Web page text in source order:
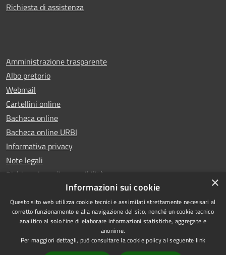
Richiesta di assistenza
Amministrazione trasparente
Albo pretorio
Webmail
Cartellini online
Bacheca online
Bacheca online URBI
Informativa privacy
Note legali
Dichiarazione di accessibilità
RSS
Accessibilità
Copyright © 2025 Comune di
Ariano Irpino
×
Informazioni sui cookie
Questo sito web utilizza cookie tecnici e assimilati strettamente necessari al
corretto funzionamento e alla navigazione del sito, nonché un cookie tecnico
analitico al solo fine di elaborare informazioni statistiche, aggregate e
anonime.
Per maggiori dettagli, può consultare la cookie policy al seguente link